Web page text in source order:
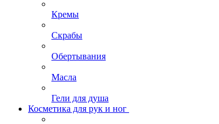
Кремы
Скрабы
Обертывания
Масла
Гели для душа
Косметика для рук и ног